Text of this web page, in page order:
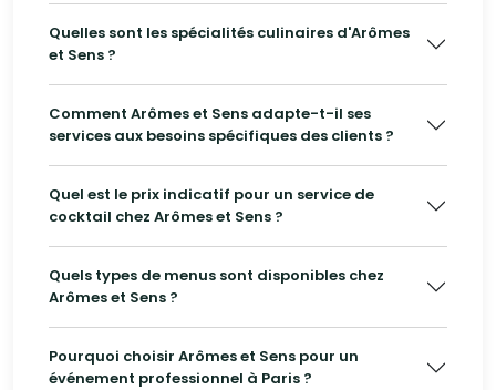
Quelles sont les spécialités culinaires d'Arômes
et Sens ?
Comment Arômes et Sens adapte-t-il ses
services aux besoins spécifiques des clients ?
Quel est le prix indicatif pour un service de
cocktail chez Arômes et Sens ?
Quels types de menus sont disponibles chez
Arômes et Sens ?
Pourquoi choisir Arômes et Sens pour un
événement professionnel à Paris ?